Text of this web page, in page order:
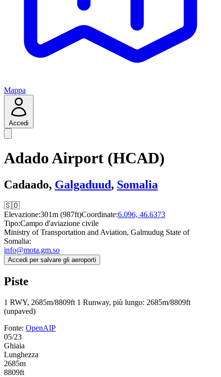
Mappa
Accedi
Adado Airport (HCAD)
Cadaado, Galgaduud, Somalia
🇸🇴
Elevazione:301m (987ft)Coordinate:6.096, 46.6373
Tipo:Campo d'aviazione civile
Ministry of Transportation and Aviation, Galmudug State of
Somalia:
info@mota.gm.so
Accedi per salvare gli aeroporti
Piste
1 RWY, 2685m/8809ft 1 Runway, più lungo: 2685m/8809ft
(unpaved)
Fonte: OpenAIP
05/23
Ghiaia
Lunghezza
2685m
8809ft